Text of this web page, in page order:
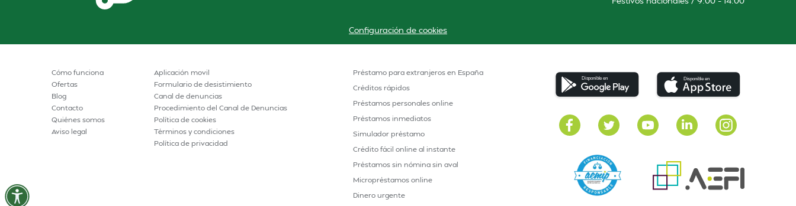
Configuración de cookies
Cómo funciona
Ofertas
Blog
Contacto
Quiénes somos
Aviso legal
Aplicación movil
Formulario de desistimiento
Canal de denuncias
Procedimiento del Canal de Denuncias
Política de cookies
Términos y condiciones
Política de privacidad
Préstamo para extranjeros en España
Créditos rápidos
Préstamos personales online
Préstamos inmediatos
Simulador préstamo
Crédito fácil online al instante
Préstamos sin nómina sin aval
Micropréstamos online
Dinero urgente